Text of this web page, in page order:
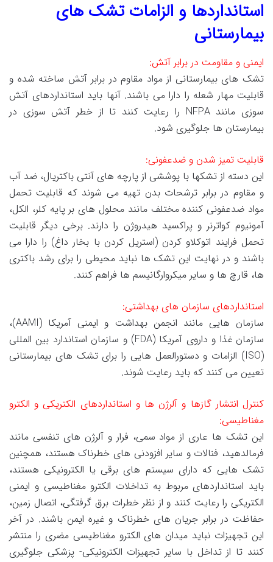
استانداردها و الزامات تشک های
بیمارستانی
ایمنی و مقاومت در برابر آتش:
تشک های بیمارستانی از مواد مقاوم در برابر آتش ساخته شده و
قابلیت مهار شعله را دارا می باشند. آنها باید استانداردهای آتش
سوزی مانند NFPA را رعایت کنند تا از خطر آتش سوزی در
بیمارستان ها جلوگیری شود.
قابلیت تمیز شدن و ضدعفونی:
این دسته از تشکها با پوششی از پارچه های آنتی باکتریال، ضد آب
و مقاوم در برابر ترشحات بدن تهیه می شوند که قابلیت تحمل
مواد ضدعفونی کننده مختلف مانند محلول های بر پایه کلر، الکل،
آمونیوم کواترنر و پراکسید هیدروژن را دارند. برخی دیگر قابلیت
تحمل فرایند اتوکلاو کردن (استریل کردن با بخار داغ) را دارا می
باشند و در نهایت این تشک ها نباید محیطی را برای رشد باکتری
ها، قارچ ها و سایر میکروارگانیسم ها فراهم کنند.
استانداردهای سازمان های بهداشتی:
سازمان هایی مانند انجمن بهداشت و ایمنی آمریکا (AAMI)،
سازمان غذا و داروی آمریکا (FDA) و سازمان استاندارد بین المللی
(ISO) الزامات و دستورالعمل هایی را برای تشک های بیمارستانی
تعیین می کنند که باید رعایت شوند.
کنترل انتشار گازها و آلرژن ها و استانداردهای الکتریکی و الکترو
مغناطیسی:
این تشک ها عاری از مواد سمی، فرار و آلرژن های تنفسی مانند
فرمالدهید، فنالات و سایر افزودنی های خطرناک هستند، همچنین
تشک هایی که دارای سیستم های برقی یا الکترونیکی هستند،
باید استانداردهای مربوط به تداخلات الکترو مغناطیسی و ایمنی
الکتریکی را رعایت کنند و از نظر خطرات برق گرفتگی، اتصال زمین،
حفاظت در برابر جریان های خطرناک و غیره ایمن باشند. در آخر
این تجهیزات نباید میدان های الکترو مغناطیسی مضری را منتشر
کنند تا از تداخل با سایر تجهیزات الکترونیکی- پزشکی جلوگیری